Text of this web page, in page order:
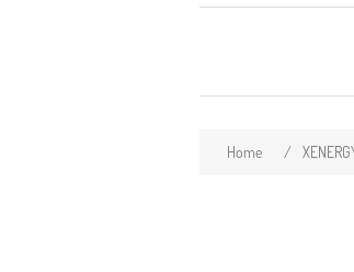
Home /